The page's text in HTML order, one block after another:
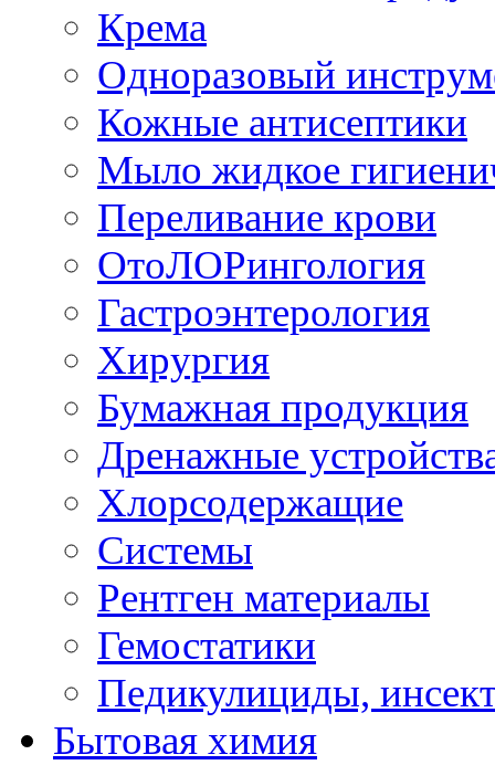
Крема
Одноразовый
Кожные антисептики
Мыло жидкое
Переливание крови
ОтоЛОРингология
Гастроэнтерология
Хирургия
Бумажная продукция
Дренажные
Хлорсодержащие
Системы
Рентген материалы
Гемостатики
Педикулициды,
Бытовая химия